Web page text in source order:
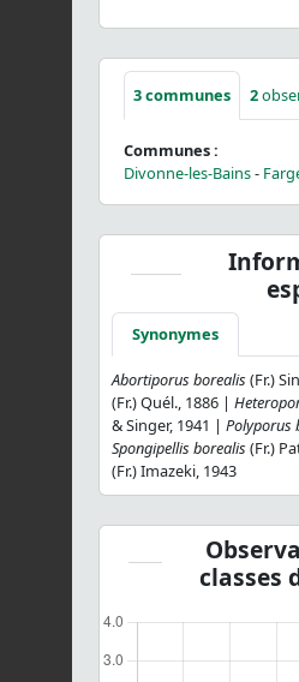
3communes 2
Communes :
Divonne-les-Bains-
Synonymes
Abortiporus borealis (Fr.)
(Fr.) Quél., 1886 |
& Singer, 1941 | Polyporus
Spongipellis borealis (Fr.)
(Fr.) Imazeki, 1943
classes